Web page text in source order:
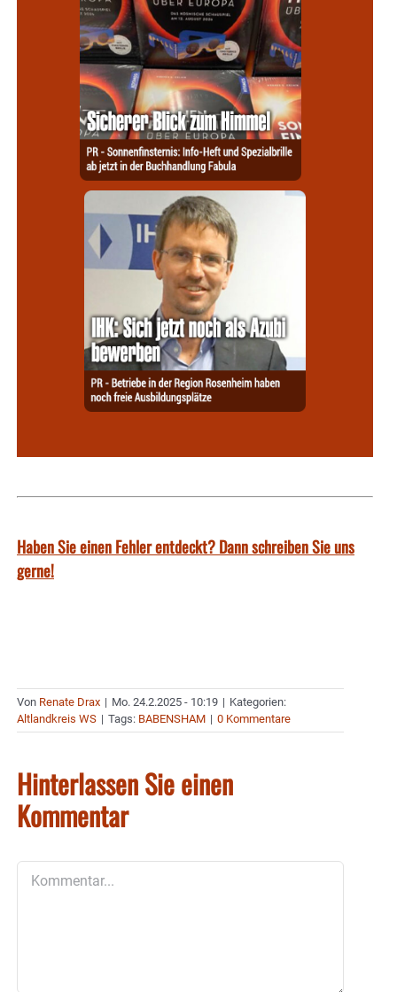
Haben Sie einen Fehler entdeckt? Dann schreiben Sie uns
gerne!
Von Renate Drax | Mo. 24.2.2025 - 10:19 | Kategorien:
Altlandkreis WS | Tags: BABENSHAM | 0 Kommentare
Hinterlassen Sie einen
Kommentar